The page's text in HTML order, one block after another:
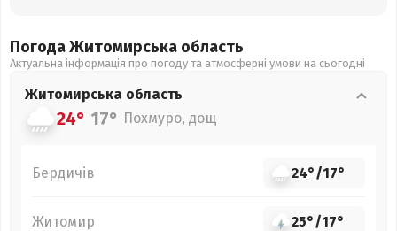
Погода Житомирська область
Актуальна інформація про погоду та атмосферні умови на сьогодні
Житомирська область
24° 17° Похмуро, дощ
Бердичів 24°/17°
Житомир 25°/17°